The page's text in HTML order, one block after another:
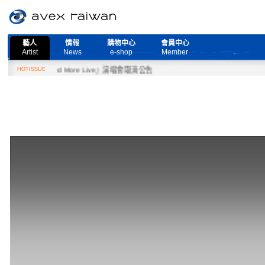
藝人
Artist
情報
News
購物中心
e-shop
會員中心
Member
HOTISSUE
Need More Live』演唱會取消公告